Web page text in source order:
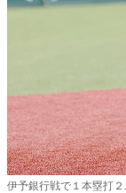
伊予銀行戦で１本塁打